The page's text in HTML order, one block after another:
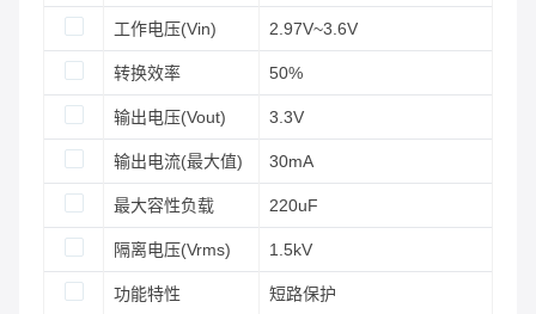
工作电压(Vin) 2.97V~3.6V
转换效率 50%
输出电压(Vout) 3.3V
输出电流(最大值) 30mA
最大容性负载 220uF
隔离电压(Vrms) 1.5kV
功能特性 短路保护